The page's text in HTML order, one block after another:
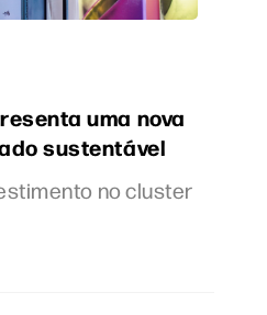
uma nova
sustentável
no cluster